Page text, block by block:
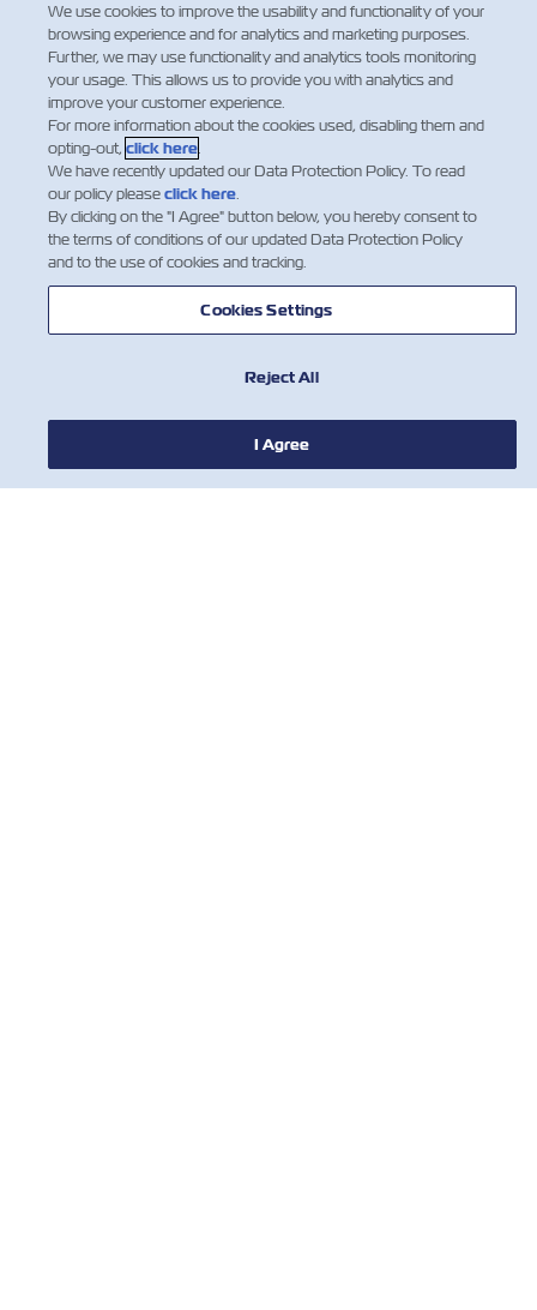
出了「Powered by our Customers」，該服務作
為一種數字化體驗，真正將客戶的反饋積極融入
其中。
我們真誠邀請客戶提供意見和偏好，然後將其納
入ZIM的一系列數字服務中，例如我們的數字應
用平臺和網站功能。
在數字化時代，我們自豪地 推出「Powered by
our Customers」，它將引領航運業個性化數字
服務的革新。
We use cookies to improve the usability and functionality of your
browsing experience and for analytics and marketing purposes.
Further, we may use functionality and analytics tools monitoring
your usage. This allows us to provide you with analytics and
improve your customer experience.
For more information about the cookies used, disabling them and
opting-out, click here.
We have recently updated our Data Protection Policy. To read
our policy pleaseclick here.
By clicking on the "I Agree" button below, you hereby consent to
the terms of conditions of our updated Data Protection Policy
and to the use of cookies and tracking.
Cookies Settings
Reject All
I Agree